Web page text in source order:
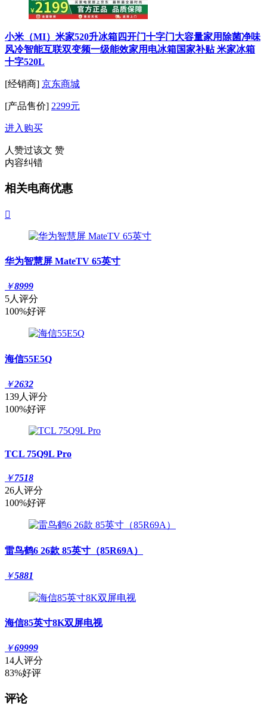
小米（MI）米家520升冰箱四开门十字门大容量家用除菌净味
风冷智能互联双变频一级能效家用电冰箱国家补贴 米家冰箱
十字520L
[经销商] 京东商城
[产品售价] 2299元
进入购买
人赞过该文 赞
内容纠错
相关电商优惠

华为智慧屏 MateTV 65英寸
￥8999
5人评分
100%好评
海信55E5Q
￥2632
139人评分
100%好评
TCL 75Q9L Pro
￥7518
26人评分
100%好评
雷鸟鹤6 26款 85英寸（85R69A）
￥5881
海信85英寸8K双屏电视
￥69999
14人评分
83%好评
评论